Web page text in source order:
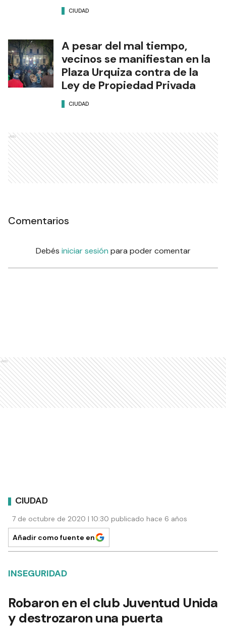
CIUDAD
A pesar del mal tiempo,
vecinos se manifiestan en la
Plaza Urquiza contra de la
Ley de Propiedad Privada
CIUDAD
Ads
Comentarios
Debés iniciar sesión para poder comentar
Ads
CIUDAD
7 de octubre de 2020 | 10:30 publicado hace 6 años
Añadir como fuente en
INSEGURIDAD
Robaron en el club Juventud Unida
y destrozaron una puerta